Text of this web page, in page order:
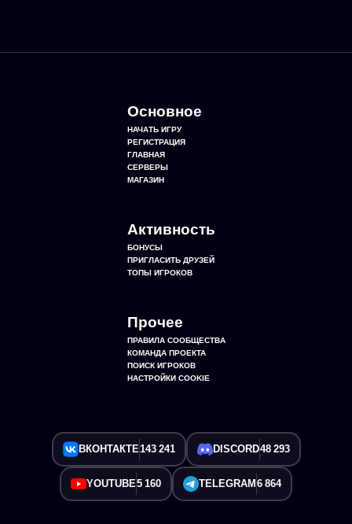
Основное
НАЧАТЬ ИГРУ
РЕГИСТРАЦИЯ
ГЛАВНАЯ
СЕРВЕРЫ
МАГАЗИН
Активность
БОНУСЫ
ПРИГЛАСИТЬ ДРУЗЕЙ
ТОПЫ ИГРОКОВ
Прочее
ПРАВИЛА СООБЩЕСТВА
КОМАНДА ПРОЕКТА
ПОИСК ИГРОКОВ
НАСТРОЙКИ COOKIE
ВКОНТАКТЕ143 241 DISCORD48 293
YOUTUBE5 160 TELEGRAM 6 864